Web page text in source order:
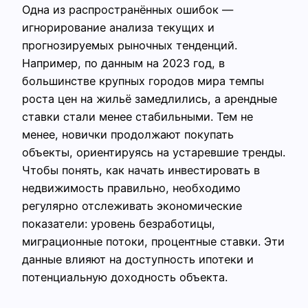
Одна из распространённых ошибок —
игнорирование анализа текущих и
прогнозируемых рыночных тенденций.
Например, по данным на 2023 год, в
большинстве крупных городов мира темпы
роста цен на жильё замедлились, а арендные
ставки стали менее стабильными. Тем не
менее, новички продолжают покупать
объекты, ориентируясь на устаревшие тренды.
Чтобы понять, как начать инвестировать в
недвижимость правильно, необходимо
регулярно отслеживать экономические
показатели: уровень безработицы,
миграционные потоки, процентные ставки. Эти
данные влияют на доступность ипотеки и
потенциальную доходность объекта.